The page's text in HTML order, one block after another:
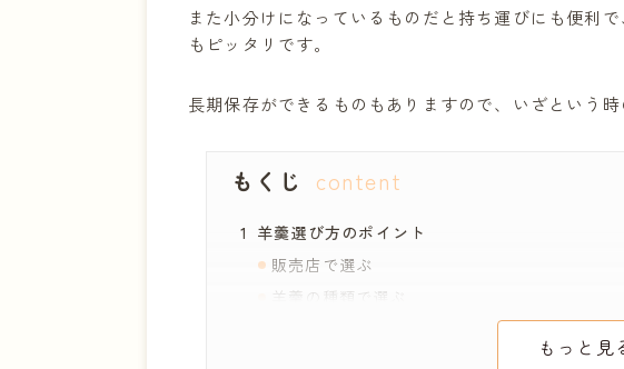
また小分けになっているものだと持ち運びにも便利
もピッタリです。
長期保存ができるものもありますので、いざという
もくじ
羊羹選び方のポイント
販売店で選ぶ
羊羹の種類で選ぶ
もっと見